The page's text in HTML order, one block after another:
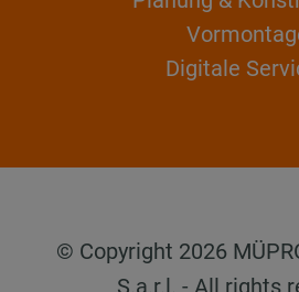
Digitale
© Copyright 2026